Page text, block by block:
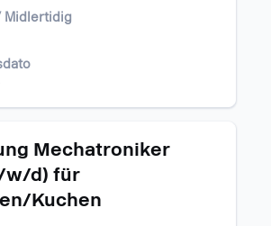
Midlertidig
Mechatroniker
w/d) für
Kuchen